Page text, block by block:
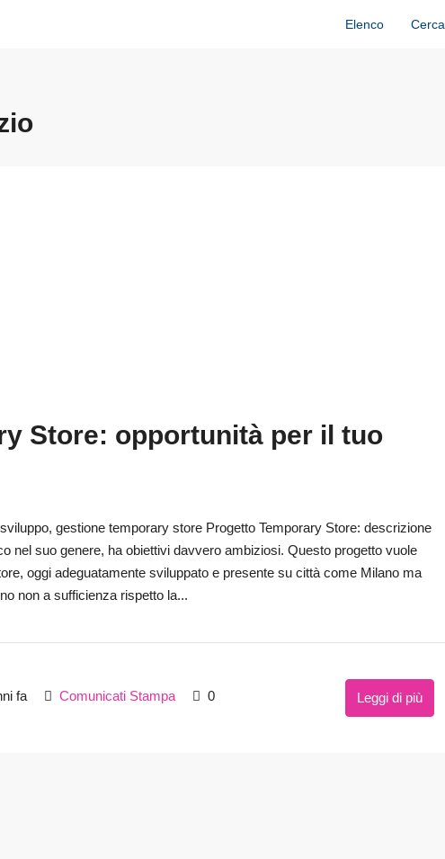
Elenco Cerca
Store: opportunità per il tuo
gestione temporary store Progetto Temporary Store: descrizione
nel suo genere, ha obiettivi davvero ambiziosi. Questo progetto vuole
oggi adeguatamente sviluppato e presente su città come Milano ma
non a sufficienza rispetto la...
fa Comunicati Stampa 0 Leggi di più